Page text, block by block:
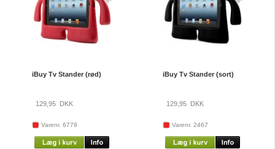
iBuy Tv Stander (rød)
129,95DKK
Varenr. 6778
iBuy Tv Stander (sort)
129,95 DKK
Varenr. 2467